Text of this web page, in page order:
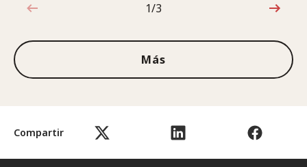
Compartir
1de3
1/3
Más